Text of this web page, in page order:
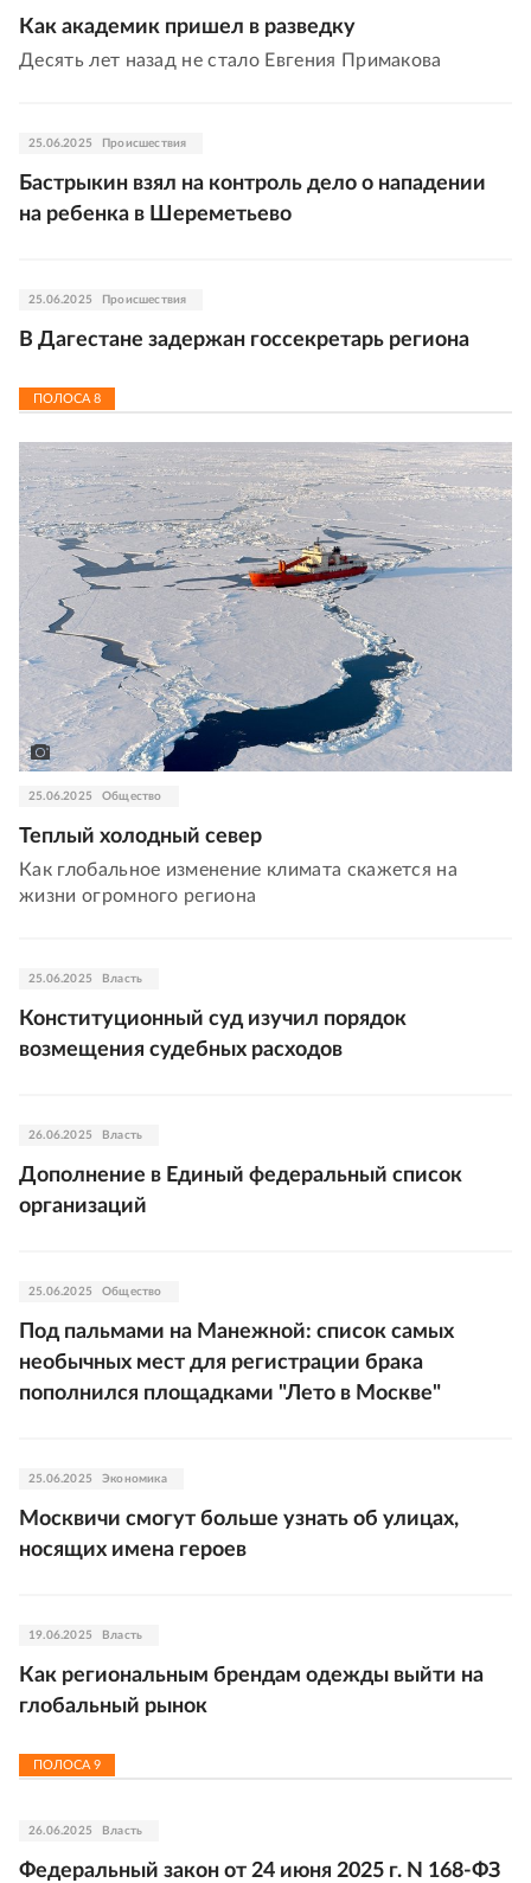
Как академик пришел в разведку
Десять лет назад не стало Евгения Примакова
25.06.2025 Происшествия
Бастрыкин взял на контроль дело о нападении
на ребенка в Шереметьево
25.06.2025 Происшествия
В Дагестане задержан госсекретарь региона
ПОЛОСА8
25.06.2025 Общество
Теплый холодный север
Как глобальное изменение климата скажется на
жизни огромного региона
25.06.2025 Власть
Конституционный суд изучил порядок
возмещения судебных расходов
26.06.2025 Власть
Дополнение в Единый федеральный список
организаций
25.06.2025 Общество
Под пальмами на Манежной: список самых
необычных мест для регистрации брака
пополнился площадками "Лето в Москве"
25.06.2025 Экономика
Москвичи смогут больше узнать об улицах,
носящих имена героев
19.06.2025 Власть
Как региональным брендам одежды выйти на
глобальный рынок
ПОЛОСА 9
26.06.2025 Власть
Федеральный закон от 24 июня 2025 г. N 168-ФЗ